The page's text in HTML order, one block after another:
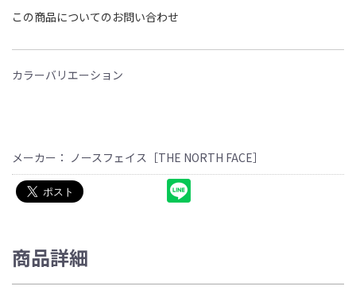
この商品についてのお問い合わせ
カラーバリエーション
メーカー： ノースフェイス［THE NORTH FACE］
商品詳細